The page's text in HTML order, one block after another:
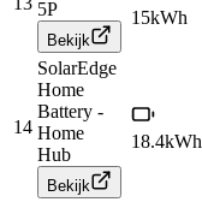
5P
Bekijk
15kWh
14
SolarEdge
Home
Battery -
Home
Hub
Bekijk
18.4kWh